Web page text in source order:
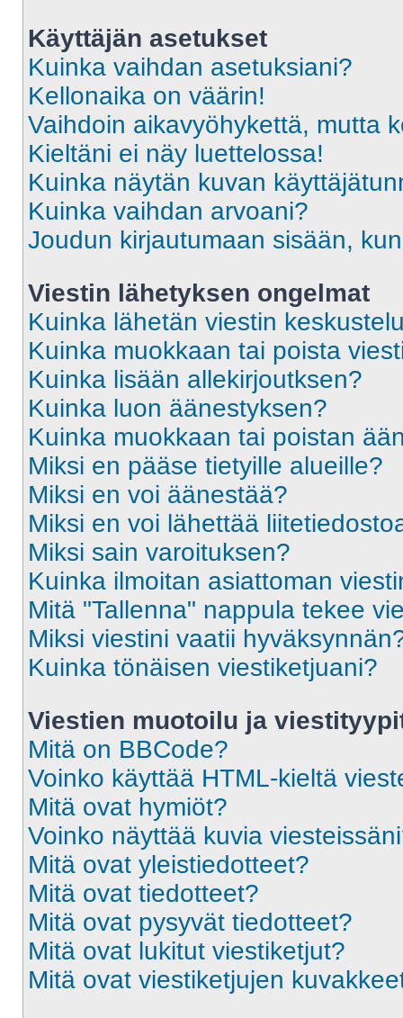
Käyttäjän asetukset
Kuinka vaihdan asetuksiani?
Kellonaika on väärin!
Vaihdoin aikavyöhykettä, mutta
Kieltäni ei näy luettelossa!
Kuinka näytän kuvan
Kuinka vaihdan arvoani?
Joudun kirjautumaan sisään,
Viestin lähetyksen ongelmat
Kuinka lähetän viestin
Kuinka muokkaan tai poista
Kuinka lisään allekirjoutksen?
Kuinka luon äänestyksen?
Kuinka muokkaan tai poistan
Miksi en pääse tietyille alueille?
Miksi en voi äänestää?
Miksi en voi lähettää
Miksi sain varoituksen?
Kuinka ilmoitan asiattoman
Mitä "Tallenna" nappula tekee
Miksi viestini vaatii
Kuinka tönäisen viestiketjuani?
Viestien muotoilu ja
Mitä on BBCode?
Voinko käyttää HTML-kieltä
Mitä ovat hymiöt?
Voinko näyttää kuvia
Mitä ovat yleistiedotteet?
Mitä ovat tiedotteet?
Mitä ovat pysyvät tiedotteet?
Mitä ovat lukitut viestiketjut?
Mitä ovat viestiketjujen